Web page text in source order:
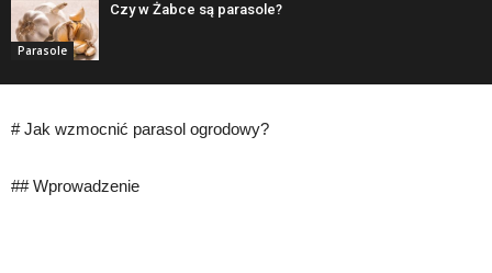
Parasole
Czy w Żabce są parasole?
# Jak wzmocnić parasol ogrodowy?
## Wprowadzenie